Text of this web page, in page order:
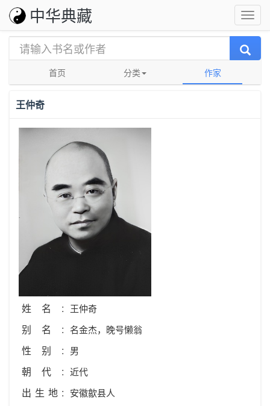
中华典藏
首页 分类 作家
王仲奇
姓名: 王仲奇
别名: 名金杰，晚号懒翁
性别: 男
朝代: 近代
出生地: 安徽歙县人